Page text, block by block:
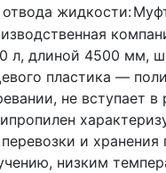
жидкости:
л, длиной 4500 мм,
пластика —
не вступает
и
низким